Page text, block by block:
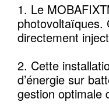
1. Le
photovoltaïques.
directement
2. Cette
d’énergie sur
gestion optimale